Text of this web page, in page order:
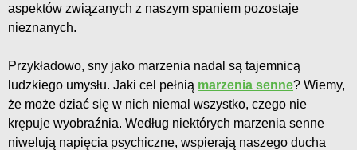
aspektów związanych z naszym spaniem pozostaje
nieznanych.
Przykładowo, sny jako marzenia nadal są tajemnicą
ludzkiego umysłu. Jaki cel pełnią marzenia senne? Wiemy,
że może dziać się w nich niemal wszystko, czego nie
krępuje wyobraźnia. Według niektórych marzenia senne
niwelują napięcia psychiczne, wspierają naszego ducha